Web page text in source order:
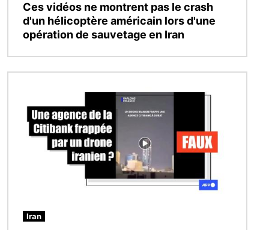
Ces vidéos ne montrent pas le crash
d'un hélicoptère américain lors d'une
opération de sauvetage en Iran
Iran